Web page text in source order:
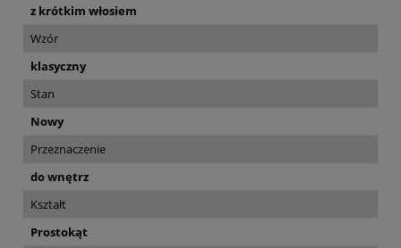
z krótkim włosiem
Wzór
klasyczny
Stan
Nowy
Przeznaczenie
do wnętrz
Kształt
Prostokąt